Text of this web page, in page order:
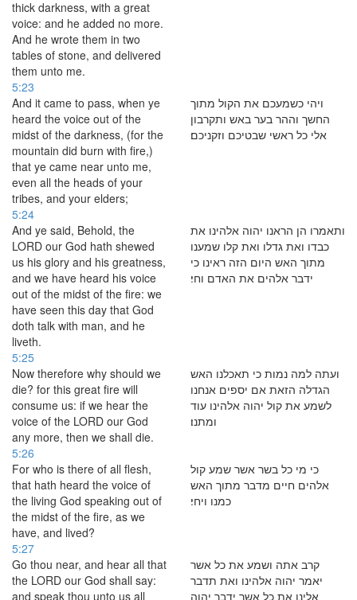
thick darkness, with a great
voice: and he added no more.
And he wrote them in two
tables of stone, and delivered
them unto me.
5:23
And it came to pass, when ye
heard the voice out of the
midst of the darkness, (for the
mountain did burn with fire,)
that ye came near unto me,
even all the heads of your
tribes, and your elders;
ויהי כשמעכם את הקול מתוך
החשך וההר בער באש ותקרבון
אלי כל ראשי שבטיכם וזקניכם׃
5:24
And ye said, Behold, the
LORD our God hath shewed
us his glory and his greatness,
and we have heard his voice
out of the midst of the fire: we
have seen this day that God
doth talk with man, and he
liveth.
ותאמרו הן הראנו יהוה אלהינו את
כבדו ואת גדלו ואת קלו שמענו
מתוך האש היום הזה ראינו כי
ידבר אלהים את האדם וחי׃
5:25
Now therefore why should we
die? for this great fire will
consume us: if we hear the
voice of the LORD our God
any more, then we shall die.
ועתה למה נמות כי תאכלנו האש
הגדלה הזאת אם יספים אנחנו
לשמע את קול יהוה אלהינו עוד
ומתנו׃
5:26
For who is there of all flesh,
that hath heard the voice of
the living God speaking out of
the midst of the fire, as we
have, and lived?
כי מי כל בשר אשר שמע קול
אלהים חיים מדבר מתוך האש
כמנו ויחי׃
5:27
Go thou near, and hear all that
the LORD our God shall say:
and speak thou unto us all
קרב אתה ושמע את כל אשר
יאמר יהוה אלהינו ואת תדבר
אלינו את כל אשר ידבר יהוה